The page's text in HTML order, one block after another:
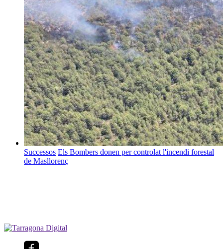
Successos Els Bombers donen per controlat l'incendi forestal
de Masllorenç